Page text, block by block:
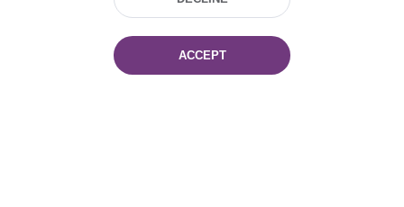
Tel.: (+375 17) 368 37 37
Fax: (+375 17) 368 97 06
E-mail: inbox@nlb.byACCEPT